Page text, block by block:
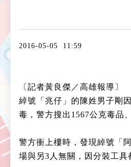
2016-05-05 11:59
〔記者黃良傑／高雄報導〕
綽號「兆仔」的陳姓男子剛
毒，警方搜出1567公克毒品
警方衝上樓時，發現綽號「
場與另3人無關，因分裝工具